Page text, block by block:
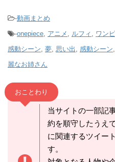
-動画まとめ
-onepiece, アニメ , ルフィ , ワン
感動シーン, 夢, 思い出 , 感動シーン,
麗なお姉さん
おことわり
当サイトの一部記
約を順守したうえ
に関連するツイー
す。